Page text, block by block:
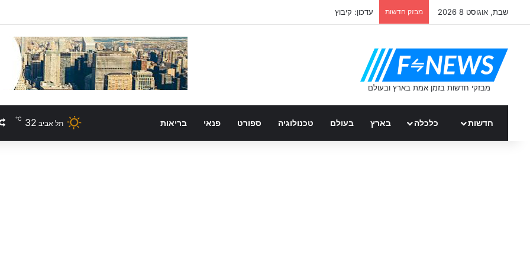
שבת, אוגוסט 8 2026 מבזק חדשות עדכון: קיבוץ
חדשות כלכלה בארץ בעולם טכנולוגיה ספורט פנאי בריאות תל אביב 32
℃